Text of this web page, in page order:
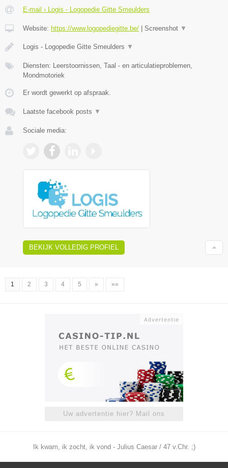
E-mail › Logis - Logopedie Gitte Smeulders
Website: https://www.logopediegitte.be/ Screenshot ▼
Logis - Logopedie Gitte Smeulders ▼
Diensten: Leerstoornissen, Taal - en articulatieproblemen,
Mondmotoriek
Er wordt gewerkt op afspraak.
Laatste facebook posts ▼
Sociale media:
BEKIJK VOLLEDIG PROFIEL
1 2 3 4 5 » »»
Uw advertentie hier? Mail ons
Ik kwam, ik zocht, ik vond - Julius Caesar / 47 v.Chr. ;)